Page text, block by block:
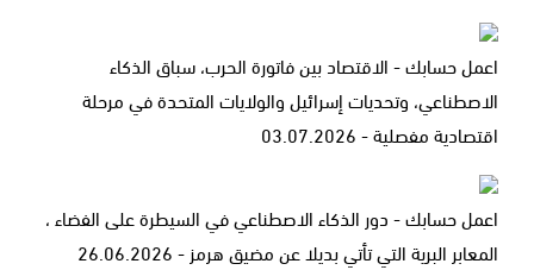
اعمل حسابك - الاقتصاد بين فاتورة الحرب، سباق الذكاء
الاصطناعي، وتحديات إسرائيل والولايات المتحدة في مرحلة
اقتصادية مفصلية - 03.07.2026
اعمل حسابك - دور الذكاء الاصطناعي في السيطرة على الفضاء ،
المعابر البرية التي تأتي بديلا عن مضيق هرمز - 26.06.2026